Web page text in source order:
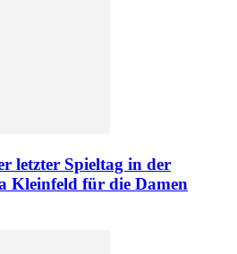
letzter Spieltag in der
Kleinfeld für die Damen